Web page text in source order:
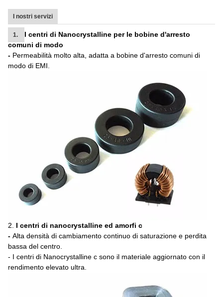
I nostri servizi
1.
I centri di Nanocrystalline per le bobine d'arresto
comuni di modo
- Permeabilità molto alta, adatta a bobine d'arresto comuni di
modo di EMI.
2. I centri di nanocrystalline ed amorfi c
- Alta densità di cambiamento continuo di saturazione e perdita
bassa del centro.
- I centri di Nanocrystalline c sono il materiale aggiornato con il
rendimento elevato ultra.